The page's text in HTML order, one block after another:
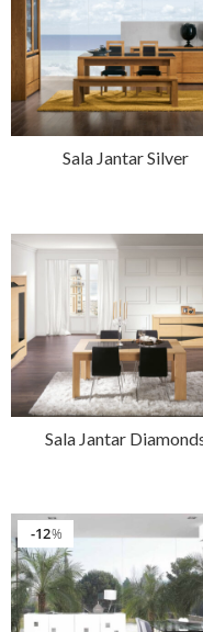
Sala Jantar Silver
Sala Jantar
%
12